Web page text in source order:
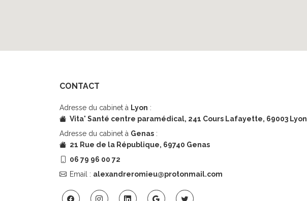
CONTACT
Adresse du cabinet à Lyon :
Vita' Santé centre paramédical, 241 Cours Lafayette, 69003 Lyon
Adresse du cabinet à Genas :
21 Rue de la République, 69740 Genas
06 79 96 00 72
Email : alexandreromieu@protonmail.com